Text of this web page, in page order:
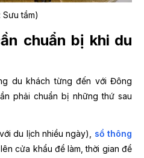
Sưu tầm)
chuẩn bị khi du
du khách từng đến với Đông
phải chuẩn bị những thứ sau
du lịch nhiều ngày), sổ thông
cửa khẩu để làm, thời gian để